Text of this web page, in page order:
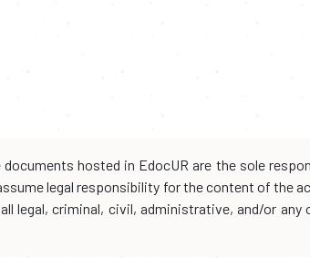
hosted in EdocUR are the sole
legal responsibility for the content of the
legal, criminal, civil, administrative, and/or